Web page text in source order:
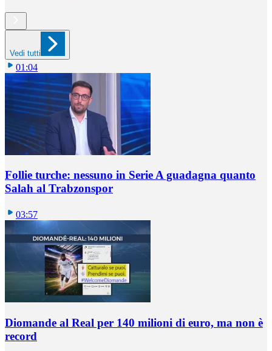
Vedi tutti
01:04
Follie turche: nessuno in Serie A guadagna quanto
Salah al Trabzonspor
03:57
Diomande al Real per 140 milioni di euro, ma non è
record